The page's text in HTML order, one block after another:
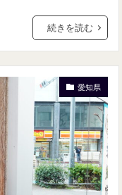
続きを読む
愛知県